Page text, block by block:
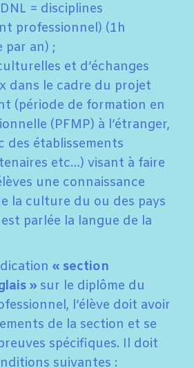
= disciplines
professionnel) (1h
par an) ;
et d’échanges
dans le cadre du projet
(période de formation en
(PFMP) à l’étranger,
des établissements
etc…) visant à faire
une connaissance
la culture du ou des pays
parlée la langue de la
« section
» sur le diplôme du
l’élève doit avoir
de la section et se
spécifiques. Il doit
suivantes :